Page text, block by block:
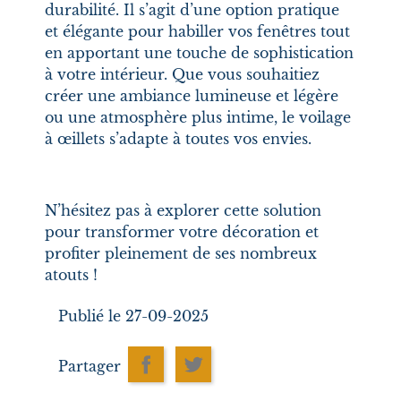
durabilité. Il s’agit d’une option pratique
et élégante pour habiller vos fenêtres tout
en apportant une touche de sophistication
à votre intérieur. Que vous souhaitiez
créer une ambiance lumineuse et légère
ou une atmosphère plus intime, le voilage
à œillets s’adapte à toutes vos envies.
N’hésitez pas à explorer cette solution
pour transformer votre décoration et
profiter pleinement de ses nombreux
atouts !
Publié le 27-09-2025
Partager